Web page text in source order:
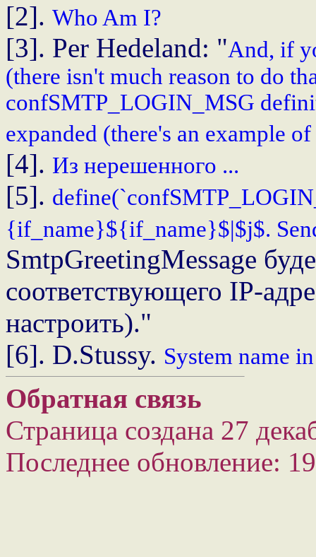
[2]. Who Am I?
[3]. Per Hedeland: "And, if
(there isn't much reason to do
confSMTP_LOGIN_MSG
expanded (there's an example
[4]. Из нерешенного ...
[5].
{if_name}${if_name}$|$j$.
SmtpGreetingMessage
соответствующего IP-
настроить)."
[6]. D.Stussy. System name
Обратная связь
Страница создана 27
Последнее обновление: